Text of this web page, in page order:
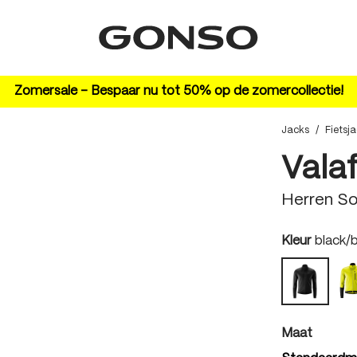
Zomersale – Bespaar nu tot 50% op de zomercollectie!
Jacks /
Herren
Kleur black/
black/
Maat